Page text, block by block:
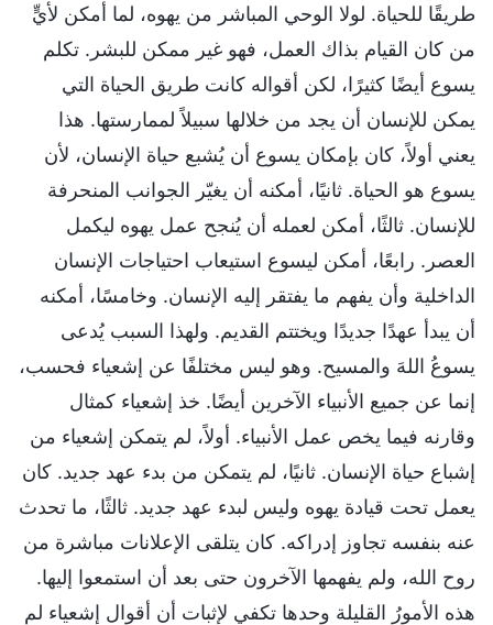
طريقًا للحياة. لولا الوحي المباشر من يهوه، لما أمكن لأيٍّ
من كان القيام بذاك العمل، فهو غير ممكن للبشر. تكلم
يسوع أيضًا كثيرًا، لكن أقواله كانت طريق الحياة التي
يمكن للإنسان أن يجد من خلالها سبيلاً لممارستها. هذا
يعني أولاً، كان بإمكان يسوع أن يُشبع حياة الإنسان، لأن
يسوع هو الحياة. ثانيًا، أمكنه أن يغيّر الجوانب المنحرفة
للإنسان. ثالثًا، أمكن لعمله أن يُنجح عمل يهوه ليكمل
العصر. رابعًا، أمكن ليسوع استيعاب احتياجات الإنسان
الداخلية وأن يفهم ما يفتقر إليه الإنسان. وخامسًا، أمكنه
أن يبدأ عهدًا جديدًا ويختتم القديم. ولهذا السبب يُدعى
يسوعُ اللهَ والمسيح. وهو ليس مختلفًا عن إشعياء فحسب،
إنما عن جميع الأنبياء الآخرين أيضًا. خذ إشعياء كمثال
وقارنه فيما يخص عمل الأنبياء. أولاً، لم يتمكن إشعياء من
إشباع حياة الإنسان. ثانيًا، لم يتمكن من بدء عهد جديد. كان
يعمل تحت قيادة يهوه وليس لبدء عهد جديد. ثالثًا، ما تحدث
عنه بنفسه تجاوز إدراكه. كان يتلقى الإعلانات مباشرة من
روح الله، ولم يفهمها الآخرون حتى بعد أن استمعوا إليها.
هذه الأمورُ القليلة وحدها تكفي لإثبات أن أقوال إشعياء لم